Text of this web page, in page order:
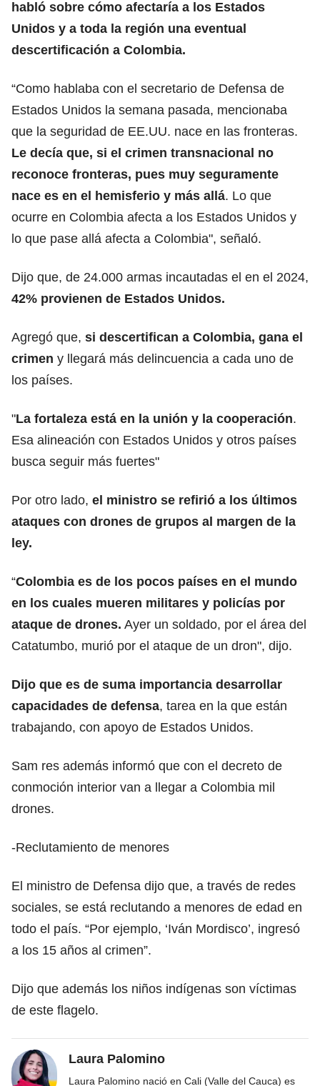
habló sobre cómo afectaría a los Estados
Unidos y a toda la región una eventual
descertificación a Colombia.
“Como hablaba con el secretario de Defensa de
Estados Unidos la semana pasada, mencionaba
que la seguridad de EE.UU. nace en las fronteras.
Le decía que, si el crimen transnacional no
reconoce fronteras, pues muy seguramente
nace es en el hemisferio y más allá. Lo que
ocurre en Colombia afecta a los Estados Unidos y
lo que pase allá afecta a Colombia", señaló.
Dijo que, de 24.000 armas incautadas el en el 2024,
42% provienen de Estados Unidos.
Agregó que, si descertifican a Colombia, gana el
crimen y llegará más delincuencia a cada uno de
los países.
"La fortaleza está en la unión y la cooperación.
Esa alineación con Estados Unidos y otros países
busca seguir más fuertes"
Por otro lado, el ministro se refirió a los últimos
ataques con drones de grupos al margen de la
ley.
“Colombia es de los pocos países en el mundo
en los cuales mueren militares y policías por
ataque de drones. Ayer un soldado, por el área del
Catatumbo, murió por el ataque de un dron", dijo.
Dijo que es de suma importancia desarrollar
capacidades de defensa, tarea en la que están
trabajando, con apoyo de Estados Unidos.
Sam res además informó que con el decreto de
conmoción interior van a llegar a Colombia mil
drones.
-Reclutamiento de menores
El ministro de Defensa dijo que, a través de redes
sociales, se está reclutando a menores de edad en
todo el país. “Por ejemplo, ‘Iván Mordisco’, ingresó
a los 15 años al crimen”.
Dijo que además los niños indígenas son víctimas
de este flagelo.
Laura Palomino
Laura Palomino nació en Cali (Valle del Cauca) es